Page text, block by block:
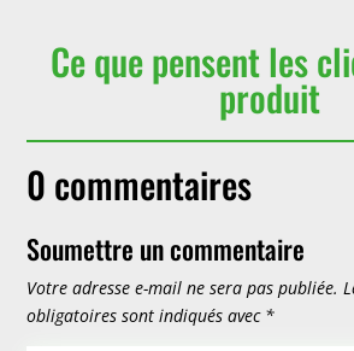
Ce que pensent les
produit
0 commentaires
Soumettre un commentaire
Votre adresse e-mail ne sera pas publiée.
obligatoires sont indiqués avec *